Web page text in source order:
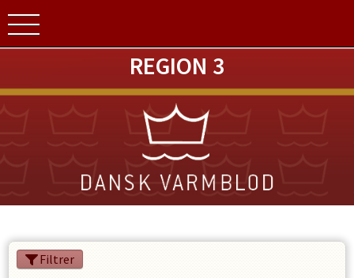
REGION 3
Filtrer